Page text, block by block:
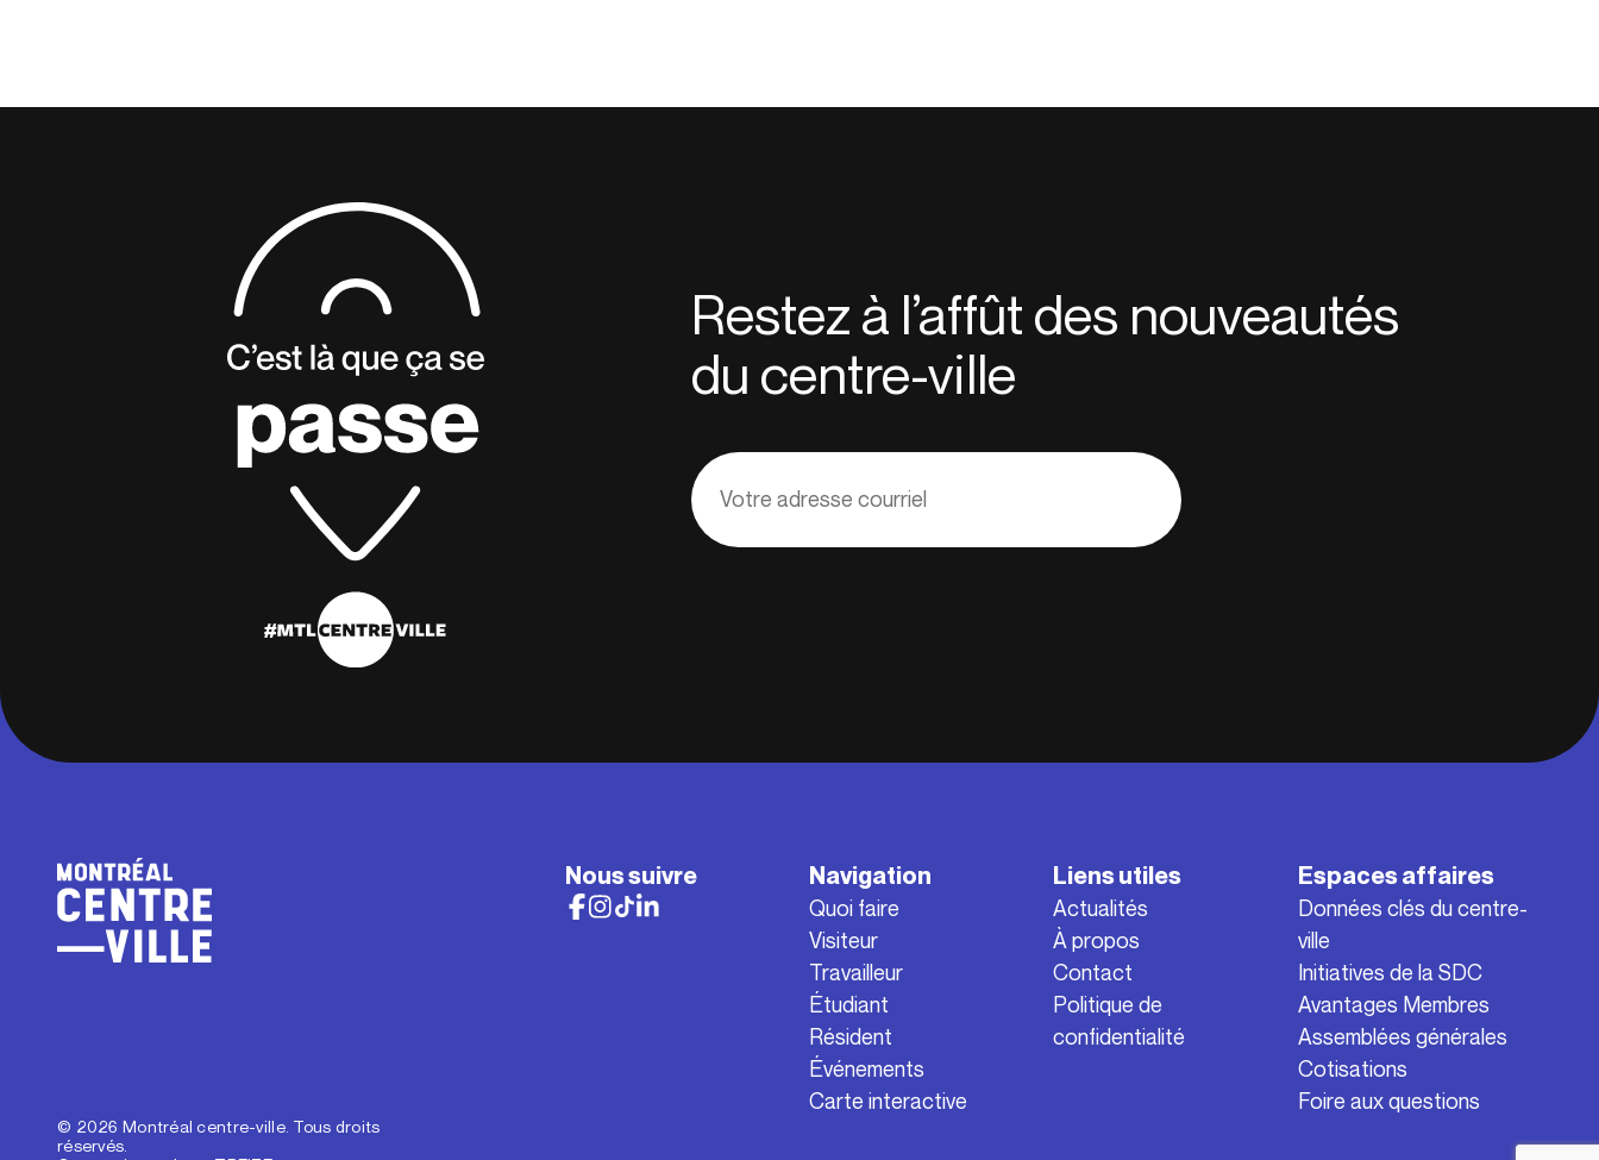
Restez à l’affût des nouveautés
du centre-ville
Adresse
courriel
Nous suivre Navigation
Quoi faire
Visiteur
Travailleur
Étudiant
Résident
Événements
Carte interactive
Liens utiles
Actualités
À propos
Contact
Politique de
confidentialité
Espaces affaires
Données clés du centre-
ville
Initiatives de la SDC
Avantages Membres
Assemblées générales
Cotisations
Foire aux questions
© 2026 Montréal centre-ville. Tous droits
réservés.